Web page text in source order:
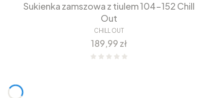
Sukienka zamszowa z tiulem 104-152 Chill
Out
CHILL OUT
Cena
189,99 zł